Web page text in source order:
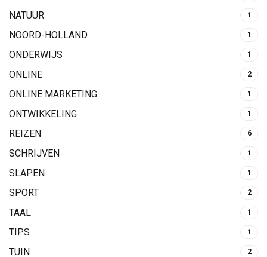
NATUUR 1
NOORD-HOLLAND 1
ONDERWIJS 1
ONLINE 2
ONLINE MARKETING 1
ONTWIKKELING 1
REIZEN 6
SCHRIJVEN 1
SLAPEN 1
SPORT 2
TAAL 1
TIPS 1
TUIN 2